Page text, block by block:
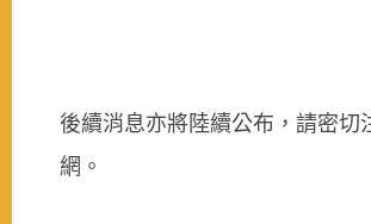
後續消息亦將陸續公布，請密切
網。